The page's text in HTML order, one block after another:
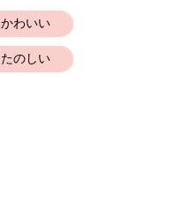
かわいい
たのしい